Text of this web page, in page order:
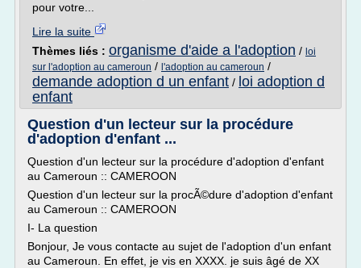
pour votre...
Lire la suite
Thèmes liés : organisme d'aide a l'adoption / loi
sur l'adoption au cameroun / l'adoption au cameroun /
demande adoption d un enfant / loi adoption d
enfant
Question d'un lecteur sur la procédure
d'adoption d'enfant ...
Question d'un lecteur sur la procédure d'adoption d'enfant
au Cameroun :: CAMEROON
Question d'un lecteur sur la procÃ©dure d'adoption d'enfant
au Cameroun :: CAMEROON
I- La question
Bonjour, Je vous contacte au sujet de l'adoption d'un enfant
au Cameroun. En effet, je vis en XXXX. je suis âgé de XX